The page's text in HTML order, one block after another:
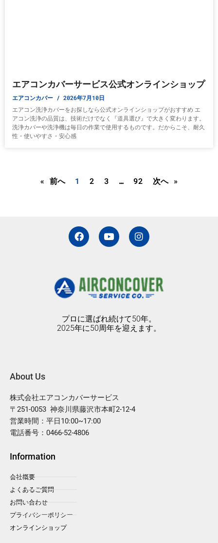
エアコンカバーサービス公式オンラインショップ
エアコンカバー 2026年7月10日
エアコン洗浄カバーをお探しなら公式オンラインショップがおすすめ エ
アコン洗浄の品質は、技術だけでなく『道具選び』で大きく変わります。
洗浄カバーや洗浄機は毎日の作業で使用するものです。だからこそ、耐久
性・使いやすさ・安心感
« 前へ 1 2 3 … 92 次へ »
F
a
c
o
o
k
Y
o
u
b
e
I
n
s
g
r
a
プロに選ばれ続けて50年。
2025年に50周年を迎えます。
About Us
株式会社エアコンカバーサービス
〒251-0053 神奈川県藤沢市本町2-12-4
営業時間：平日10:00~17:00
電話番号：0466-52-4806
Information
会社概要
よくあるご質問
お問い合わせ
プライバシーポリシー
オンラインショップ